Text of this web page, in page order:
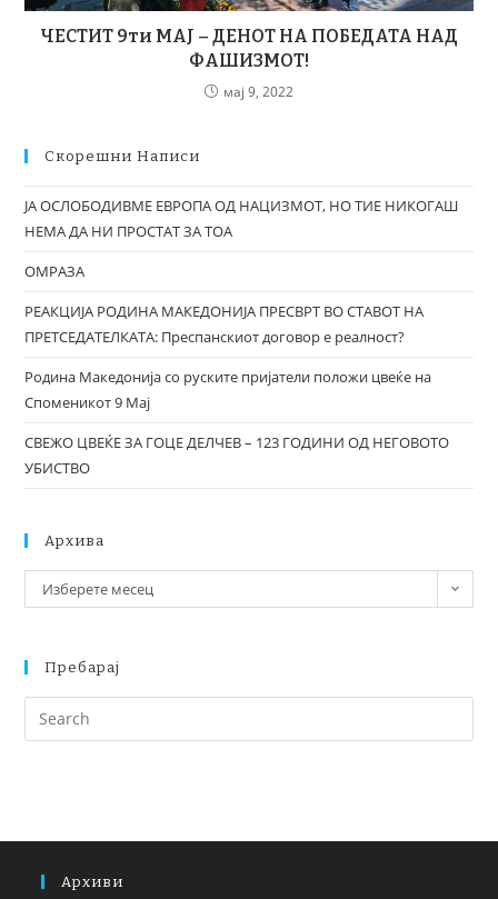
ЧЕСТИТ 9ти МАЈ – ДЕНОТ НА ПОБЕДАТА НАД
ФАШИЗМОТ!
мај 9, 2022
Скорешни Написи
ЈА ОСЛОБОДИВМЕ ЕВРОПА ОД НАЦИЗМОТ, НО ТИЕ НИКОГАШ
НЕМА ДА НИ ПРОСТАТ ЗА ТОА
ОМРАЗА
РЕАКЦИЈА РОДИНА МАКЕДОНИЈА ПРЕСВРТ ВО СТАВОТ НА
ПРЕТСЕДАТЕЛКАТА: Преспанскиот договор е реалност?
Родина Македонија со руските пријатели положи цвеќе на
Споменикот 9 Мај
СВЕЖО ЦВЕЌЕ ЗА ГОЦЕ ДЕЛЧЕВ – 123 ГОДИНИ ОД НЕГОВОТО
УБИСТВО
Архива
Изберете месец
Пребарај
Архиви